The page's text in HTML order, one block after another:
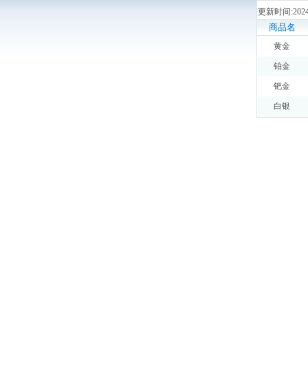
更新时间
商品名
黄金
铂金
钯金
白银